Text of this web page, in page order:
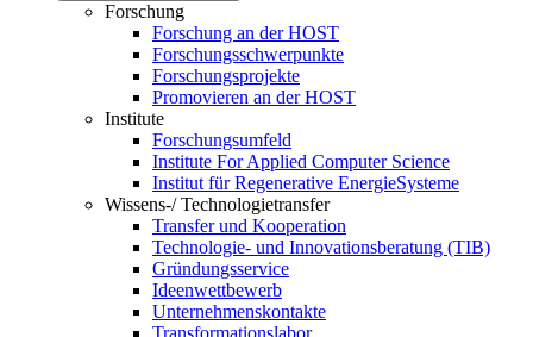
Forschung
Forschung an der HOST
Forschungsschwerpunkte
Forschungsprojekte
Promovieren an der HOST
Institute
Forschungsumfeld
Institute For Applied Computer Science
Institut für Regenerative EnergieSysteme
Wissens-/ Technologietransfer
Transfer und Kooperation
Technologie- und Innovationsberatung (TIB)
Gründungsservice
Ideenwettbewerb
Unternehmenskontakte